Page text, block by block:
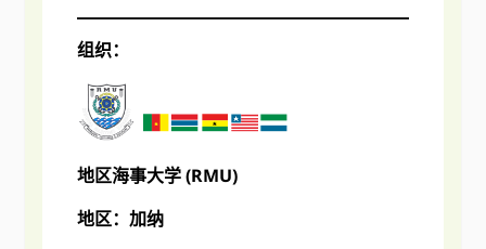
组织：
地区海事大学 (RMU)
地区：加纳